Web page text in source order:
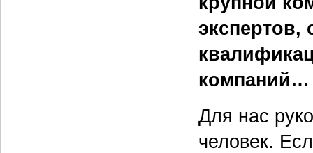
экспертов,
компаний…
Для нас
человек.